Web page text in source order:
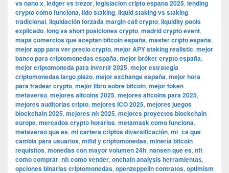
vs nano x, ledger vs trezor, legislacion cripto espana 2025, lending
crypto como funciona, lido staking, liquid staking vs staking
tradicional, liquidación forzada margin call crypto, liquidity pools
explicado, long vs short posiciones crypto, madrid crypto event,
mapa comercios que aceptan bitcoin españa, master cripto españa,
mejor app para ver precio crypto, mejor APY staking realistic, mejor
banco para criptomonedas españa, mejor bróker crypto españa,
mejor criptomoneda para invertir 2025, mejor estrategia
criptomonedas largo plazo, mejor exchange españa, mejor hora
para tradear crypto, mejor libro sobre bitcoin, mejor token
metaverso, mejores altcoins 2025, mejores altcoins para 2025,
mejores auditorias cripto, mejores ICO 2025, mejores juegos
blockchain 2025, mejores nft 2025, mejores proyectos blockchain
europe, mercados crypto horarios, metamask como funciona,
metaverso que es, mi cartera criptos diversificación, mi_ca que
cambia para usuarios, mifid y criptomonedas, minería bitcoin
requisitos, monedas con mayor volumen 24h, nansen que es, nft
como comprar, nft como vender, onchain analysis herramientas,
opciones binarias criptomonedas, openzeppelin contratos, optimism